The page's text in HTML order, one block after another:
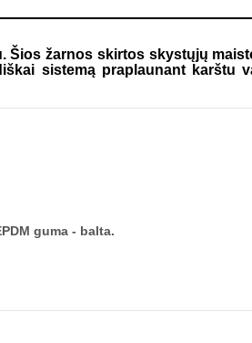
Šios žarnos skirtos skystųjų
sistemą praplaunant karštu
guma - balta.